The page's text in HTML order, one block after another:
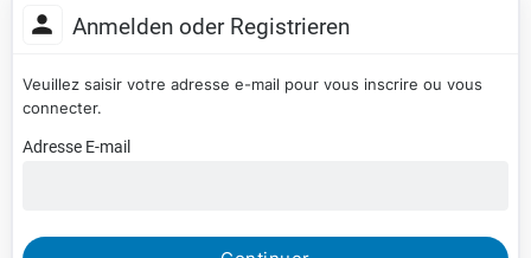
Anmelden oder Registrieren
Veuillez saisir votre adresse e-mail pour vous inscrire ou vous
connecter.
Adresse E-mail